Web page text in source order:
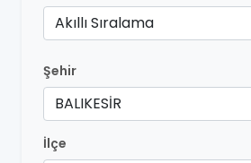
Akıllı Sıralama
Şehir
BALIKESİR
İlçe